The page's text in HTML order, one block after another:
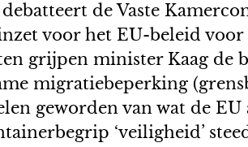
de Vaste
voor het EU-beleid
grijpen minister Kaag de
migratiebeperking
geworden van wat de
‘veiligheid’